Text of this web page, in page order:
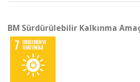
BM Sürdürülebilir Kalkınma